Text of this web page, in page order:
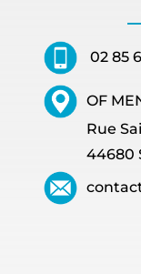
02 85
OF
Rue
44680